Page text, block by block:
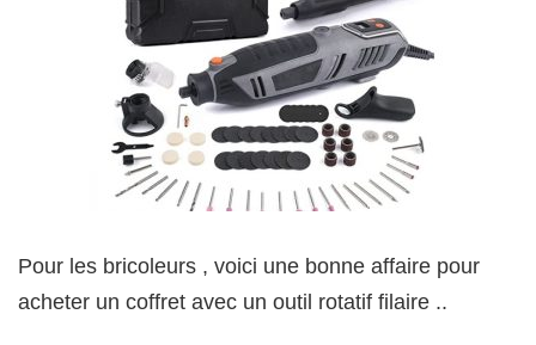
Pour les bricoleurs , voici une bonne affaire pour
acheter un coffret avec un outil rotatif filaire ..